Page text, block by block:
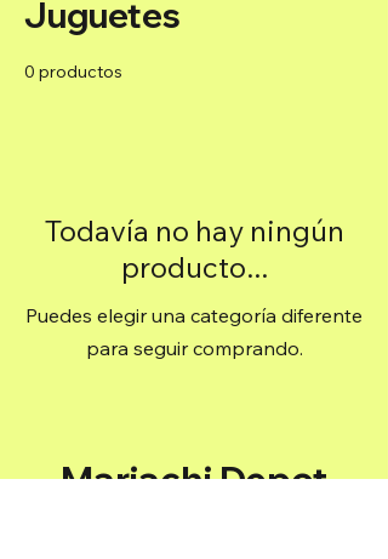
Juguetes
0 productos
Todavía no hay ningún
producto...
Puedes elegir una categoría diferente
para seguir comprando.
Mariachi Depot